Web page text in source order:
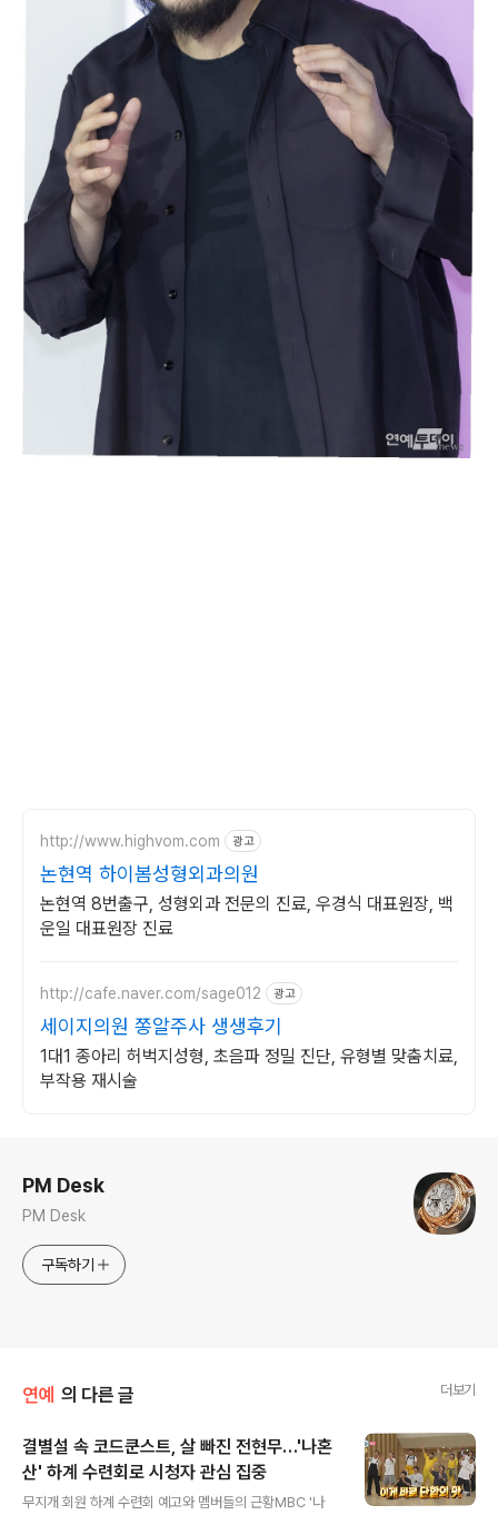
http://www.highvom.com 광고
논현역 하이봄성형외과의원
논현역 8번출구, 성형외과 전문의 진료, 우경식 대표원장, 백
운일 대표원장 진료
http://cafe.naver.com/sage012 광고
세이지의원 쫑알주사 생생후기
1대1 종아리 허벅지성형, 초음파 정밀 진단, 유형별 맞춤치료,
부작용 재시술
PM Desk
PM Desk
구독하기
연예 의 다른 글 더보기
결별설 속 코드쿤스트, 살 빠진 전현무…'나혼
산' 하계 수련회로 시청자 관심 집중
무지개 회원 하계 수련회 예고와 멤버들의 근황MBC '나